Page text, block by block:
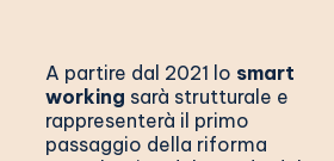
A partire dal 2021 lo smart
working sarà strutturale e
rappresenterà il primo
passaggio della riforma